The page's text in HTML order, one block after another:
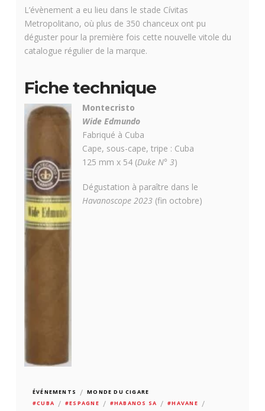
L’évènement a eu lieu dans le stade Cívitas
Metropolitano, où plus de 350 chanceux ont pu
déguster pour la première fois cette nouvelle vitole du
catalogue régulier de la marque.
Fiche technique
Montecristo
Wide Edmundo
Fabriqué à Cuba
Cape, sous-cape, tripe : Cuba
125 mm x 54 (Duke N° 3)
Dégustation à paraître dans le
Havanoscope 2023 (fin octobre)
ÉVÉNEMENTS / MONDE DU CIGARE
#CUBA / #ESPAGNE / #HABANOS SA / #HAVANE /